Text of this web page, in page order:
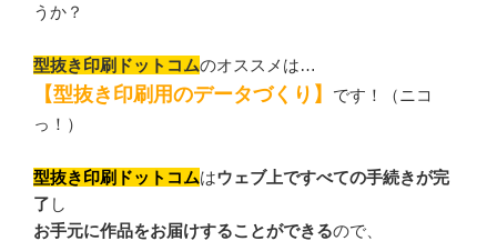
うか？
型抜き印刷ドットコムのオススメは…
【型抜き印刷用のデータづくり】
です！（ニコ
っ！）
型抜き印刷ドットコムはウェブ上ですべての手続きが完
了 し
お手元に作品をお届けすることができるので、